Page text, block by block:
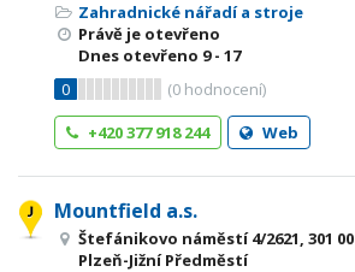
Zahradnické nářadí a stroje
Právě je otevřeno
Dnes otevřeno 9 - 17
0
(0 hodnocení)
+420 377 918 244
Web
Mountfield a.s.
Štefánikovo náměstí 4/2621, 301 00
Plzeň-Jižní Předměstí